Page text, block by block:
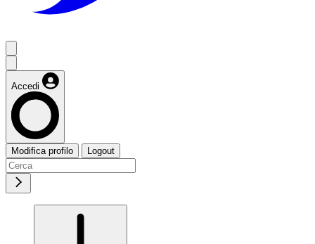
Accedi
Modifica profilo Logout